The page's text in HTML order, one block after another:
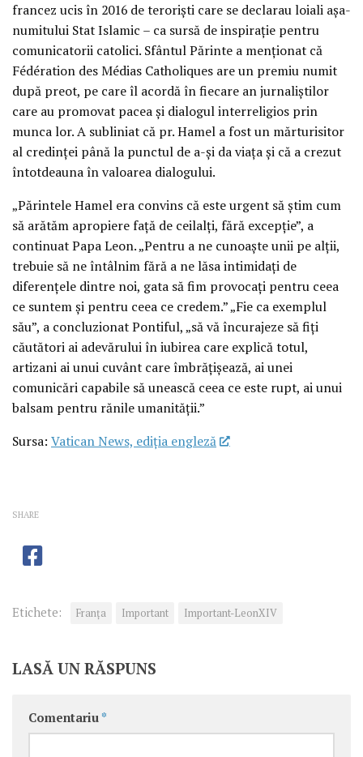
francez ucis în 2016 de teroriști care se declarau loiali așa-
numitului Stat Islamic – ca sursă de inspirație pentru
comunicatorii catolici. Sfântul Părinte a menționat că
Fédération des Médias Catholiques are un premiu numit
după preot, pe care îl acordă în fiecare an jurnaliștilor
care au promovat pacea și dialogul interreligios prin
munca lor. A subliniat că pr. Hamel a fost un mărturisitor
al credinței până la punctul de a-și da viața și că a crezut
întotdeauna în valoarea dialogului.
„Părintele Hamel era convins că este urgent să știm cum
să arătăm apropiere față de ceilalți, fără excepție”, a
continuat Papa Leon. „Pentru a ne cunoaște unii pe alții,
trebuie să ne întâlnim fără a ne lăsa intimidați de
diferențele dintre noi, gata să fim provocați pentru ceea
ce suntem și pentru ceea ce credem.” „Fie ca exemplul
său”, a concluzionat Pontiful, „să vă încurajeze să fiți
căutători ai adevărului în iubirea care explică totul,
artizani ai unui cuvânt care îmbrățișează, ai unei
comunicări capabile să unească ceea ce este rupt, ai unui
balsam pentru rănile umanității.”
Sursa: Vatican News, ediția engleză
SHARE
Etichete: Franţa Important Important-LeonXIV
LASĂ UN RĂSPUNS
Comentariu *